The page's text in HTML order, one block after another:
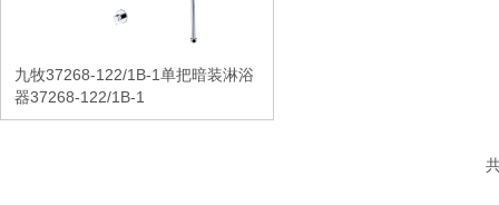
九牧37268-122/1B-1单把暗装淋浴
器37268-122/1B-1